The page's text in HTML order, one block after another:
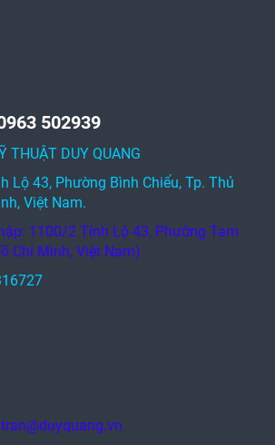
502939
THUẬT DUY QUANG
Lộ 43, Phường Bình Chiểu, Tp. Thủ
Việt Nam.
1100/2 Tỉnh Lộ 43, Phường Tam
Chí Minh, Việt Nam)